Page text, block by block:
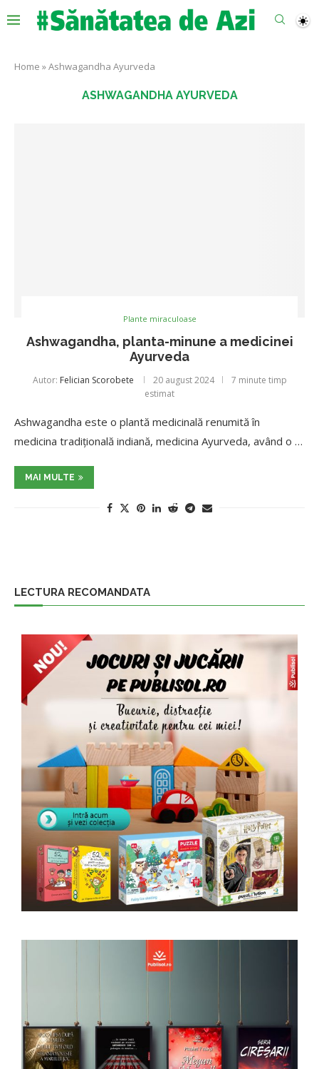
Home »Ashwagandha Ayurveda
ASHWAGANDHA AYURVEDA
Plante miraculoase
Ashwagandha, planta-minune a medicinei
Ayurveda
Autor: Felician Scorobete 20 august 2024
7 minute timp
estimat
Ashwagandha este o plantă medicinală renumită în
medicina tradițională indiană, medicina Ayurveda, având o …
MAI MULTE
LECTURA RECOMANDATA